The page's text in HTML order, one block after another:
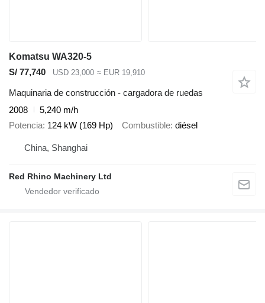
Komatsu WA320-5
S/ 77,740
USD 23,000 ≈ EUR 19,910
Maquinaria de construcción - cargadora de ruedas
2008
5,240 m/h
Potencia 124 kW (169 Hp) Combustible diésel
China, Shanghai
Red Rhino Machinery Ltd